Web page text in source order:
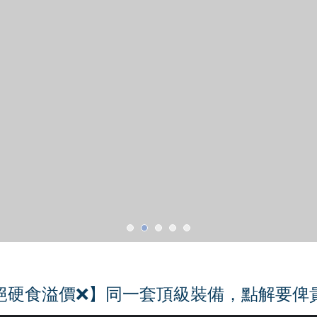
硬食溢價❌】同一套頂級裝備，點解要俾